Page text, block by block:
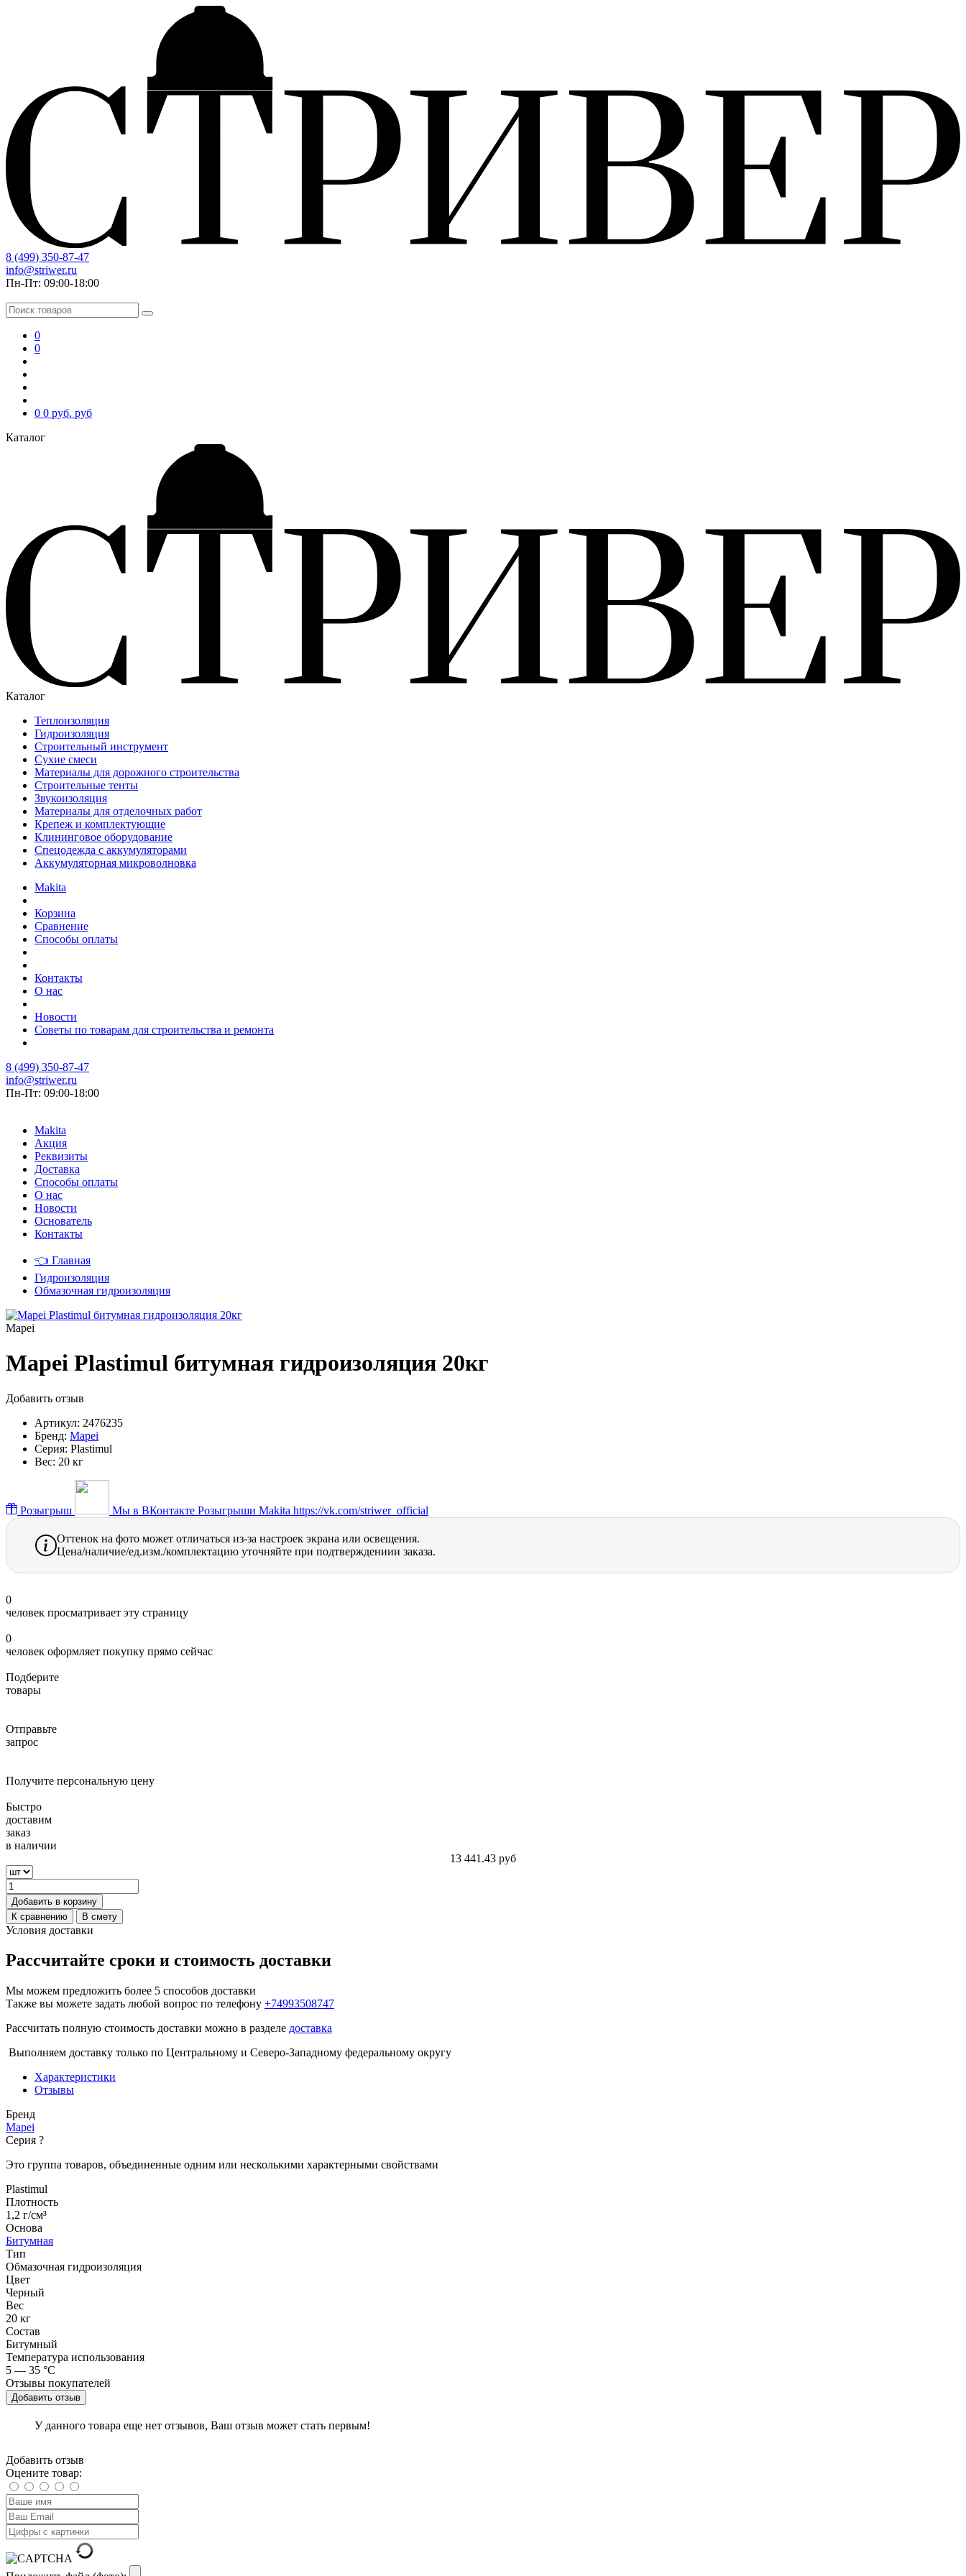
8 (499) 350-87-47
info@striwer.ru
Пн-Пт: 09:00-18:00
0
0
0 0 руб. руб
Каталог
Каталог
Теплоизоляция
Гидроизоляция
Строительный инструмент
Сухие смеси
Материалы для дорожного строительства
Строительные тенты
Звукоизоляция
Материалы для отделочных работ
Крепеж и комплектующие
Клининговое оборудование
Спецодежда с аккумуляторами
Аккумуляторная микроволновка
Makita
Корзина
Сравнение
Способы оплаты
Контакты
О нас
Новости
Советы по товарам для строительства и ремонта
8 (499) 350-87-47
info@striwer.ru
Пн-Пт: 09:00-18:00
Makita
Акция
Реквизиты
Доставка
Способы оплаты
О нас
Новости
Основатель
Контакты
👈 Главная
Гидроизоляция
Обмазочная гидроизоляция
Mapei
Mapei Plastimul битумная гидроизоляция 20кг
Добавить отзыв
Артикул: 2476235
Бренд: Mapei
Серия: Plastimul
Вес: 20 кг
Розыгрыш Мы в ВКонтакте Розыгрыши Makita https://vk.com/striwer_official
Оттенок на фото может отличаться из-за настроек экрана или освещения.
Цена/наличие/ед.изм./комплектацию уточняйте при подтверждениии заказа.
0
человек просматривает эту страницу
0
человек оформляет покупку прямо сейчас
Подберите
товары
Отправьте
запрос
Получите персональную цену
Быстро
доставим
заказ
в наличии
13 441.43 руб
Добавить в корзину
К сравнению
В смету
Условия доставки
Рассчитайте сроки и стоимость доставки
Мы можем предложить более 5 способов доставки
Также вы можете задать любой вопрос по телефону +74993508747
Рассчитать полную стоимость доставки можно в разделе доставка
Выполняем доставку только по Центральному и Северо-Западному федеральному округу
Характеристики
Отзывы
Бренд
Mapei
Серия ?
Это группа товаров, объединенные одним или несколькими характерными свойствами
Plastimul
Плотность
1,2 г/см³
Основа
Битумная
Тип
Обмазочная гидроизоляция
Цвет
Черный
Вес
20 кг
Состав
Битумный
Температура использования
5 — 35 °С
Отзывы покупателей
Добавить отзыв
У данного товара еще нет отзывов, Ваш отзыв может стать первым!
Добавить отзыв
Оцените товар: